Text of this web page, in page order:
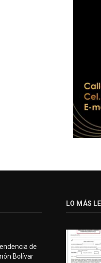
de
Bolívar
LO MÁS